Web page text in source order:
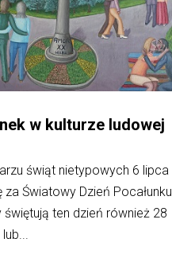
w kulturze ludowej
świąt nietypowych 6 lipca
za Światowy Dzień Pocałunku.
świętują ten dzień również 28